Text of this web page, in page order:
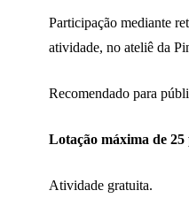
Participação mediante
atividade, no ateliê da
Recomendado para
Lotação máxima de 25
Atividade gratuita.